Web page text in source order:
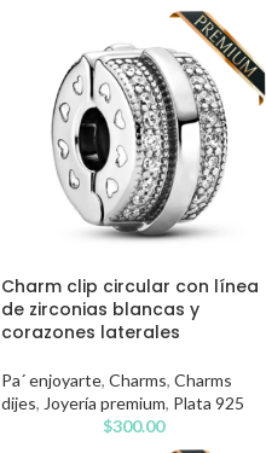
Charm clip circular con línea
de zirconias blancas y
corazones laterales
Pa´ enjoyarte, Charms, Charms
dijes, Joyería premium, Plata 925
$300.00